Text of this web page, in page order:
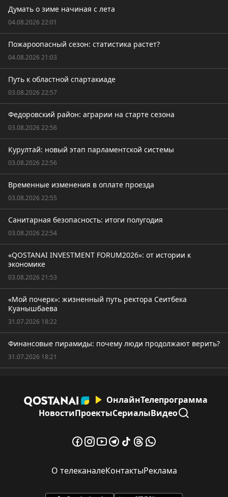
Думать о зиме начиная с лета
04.08.2026 22:01
Пожароопасный сезон: статистика растет?
04.08.2026 21:03
Путь к областной спартакиаде
03.08.2026 22:57
Федоровский район: аграрии на старте сезона
03.08.2026 22:56
Курултай: новый этап парламентской системы
03.08.2026 22:56
Временные изменения в оплате проезда
03.08.2026 22:55
Санитарная безопасность: итоги полугодия
03.08.2026 22:54
«QOSTANAI INVESTMENT FORUM2026»: от истории к
экономике
03.08.2026 21:53
«Мой почерк»: жизненный путь ректора Сеитбека
Куанышбаева
31.07.2026 18:22
Финансовые пирамиды: почему люди продолжают верить?
31.07.2026 18:21
ОнлайнТелепрограмма
НовостиПроектыСериалыВидео
О телеканалеКонтактыРеклама